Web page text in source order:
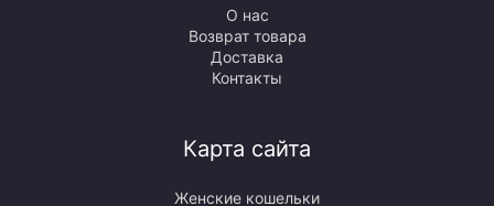
О нас
Возврат товара
Доставка
Контакты
Карта сайта
Женские кошельки